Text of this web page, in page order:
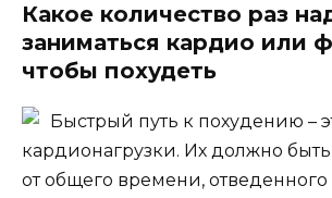
Какое количество раз
заниматься кардио или
чтобы похудеть
Быстрый путь к похудению –
кардионагрузки. Их должно
от общего времени, отведенного